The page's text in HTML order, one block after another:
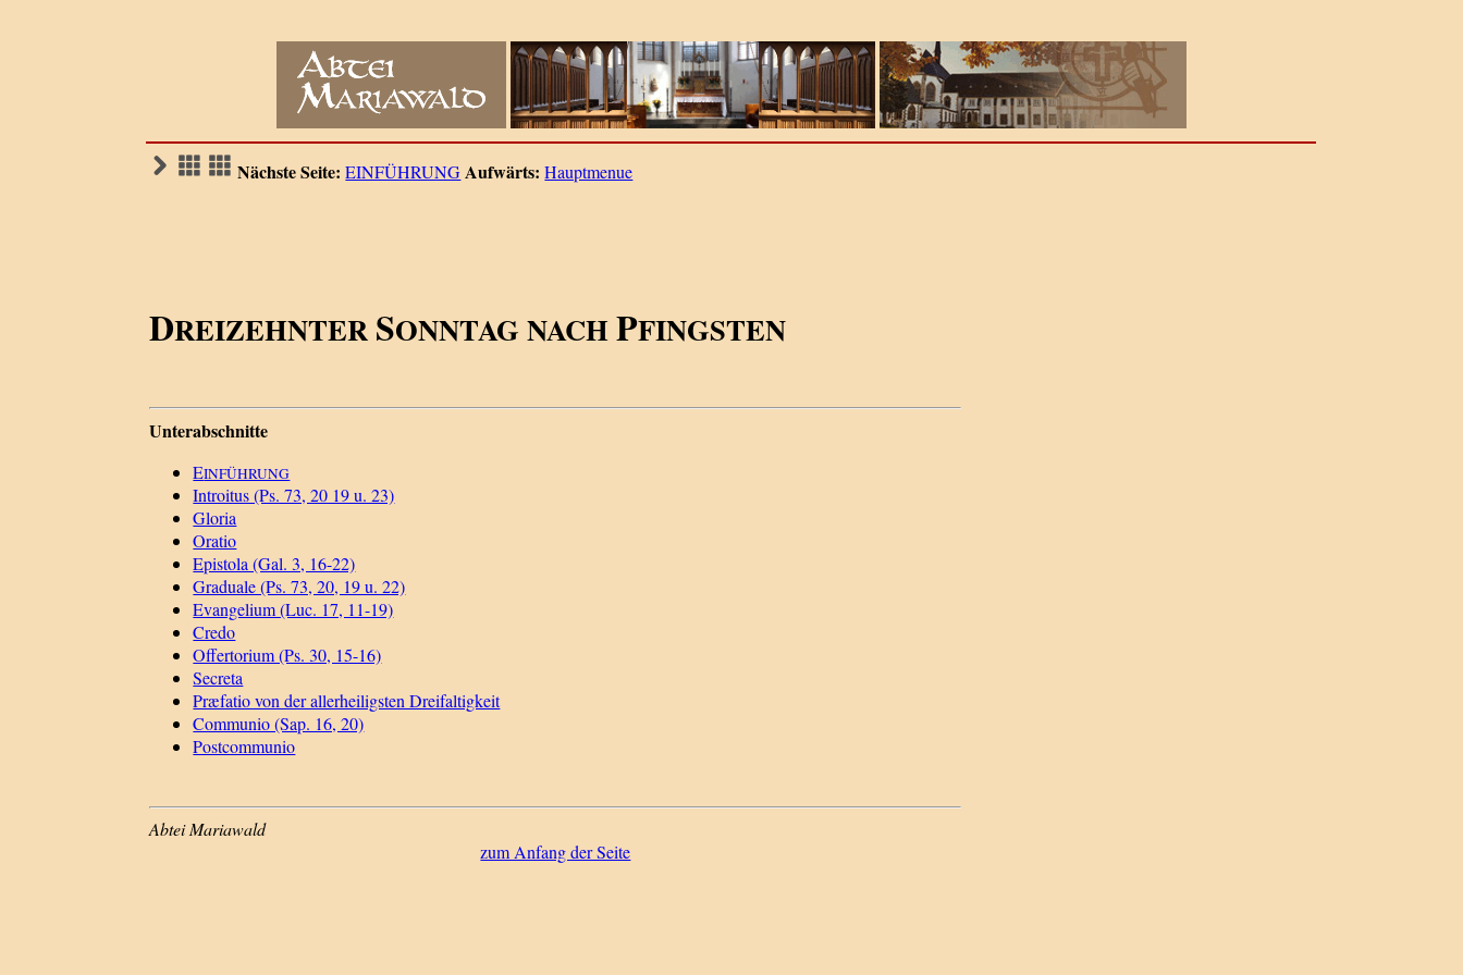
Nächste Seite: EINFÜHRUNG Aufwärts: Hauptmenue
DREIZEHNTER SONNTAG NACHPFINGSTEN
Unterabschnitte
EINFÜHRUNG
Introitus (Ps. 73, 20 19 u. 23)
Gloria
Oratio
Epistola (Gal. 3, 16-22)
Graduale (Ps. 73, 20, 19 u. 22)
Evangelium (Luc. 17, 11-19)
Credo
Offertorium (Ps. 30, 15-16)
Secreta
Præfatio von der allerheiligsten Dreifaltigkeit
Communio (Sap. 16, 20)
Postcommunio
Abtei Mariawald
zum Anfang der Seite